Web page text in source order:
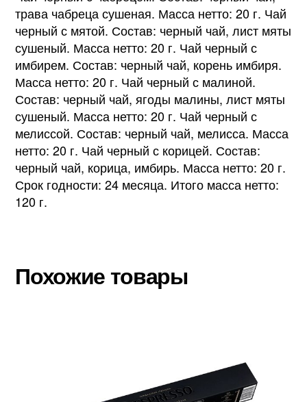
трава чабреца сушеная. Масса нетто: 20 г. Чай
черный с мятой. Состав: черный чай, лист мяты
сушеный. Масса нетто: 20 г. Чай черный с
имбирем. Состав: черный чай, корень имбиря.
Масса нетто: 20 г. Чай черный с малиной.
Состав: черный чай, ягоды малины, лист мяты
сушеный. Масса нетто: 20 г. Чай черный с
мелиссой. Состав: черный чай, мелисса. Масса
нетто: 20 г. Чай черный с корицей. Состав:
черный чай, корица, имбирь. Масса нетто: 20 г.
Срок годности: 24 месяца. Итого масса нетто:
120 г.
Похожие товары